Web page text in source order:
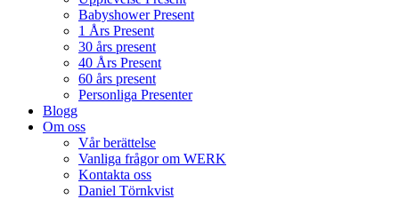
Babyshower Present
1 Års Present
30 års present
40 Års Present
60 års present
Personliga Presenter
Blogg
Om oss
Vår berättelse
Vanliga frågor om WERK
Kontakta oss
Daniel Törnkvist